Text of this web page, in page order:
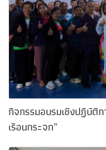
กิจกรรมอบรมเชิงปฏิบัติ
เรือนกระจก”